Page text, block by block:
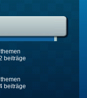
beiträge
beiträge